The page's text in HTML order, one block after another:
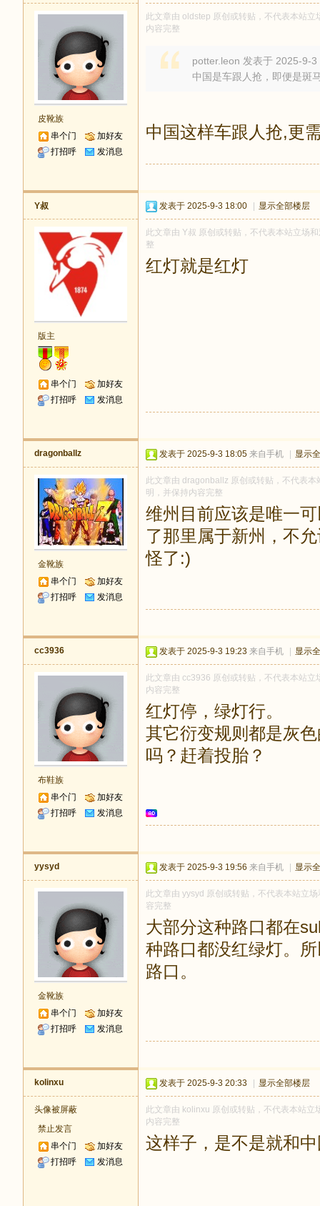
皮靴族
串个门
加好友
打招呼
发消息
此文章由 oldstep 原创或转贴，不代表本站
内容完整
potter.leon 发表于 2025-9-3
中国是车跟人抢，即便是斑
中国这样车跟人抢,更
Y叔
版主
串个门
加好友
打招呼
发消息
发表于 2025-9-3 18:00 显示全部楼层
此文章由 Y叔 原创或转贴，不代表本站立场
整
红灯就是红灯
dragonballz
金靴族
串个门
加好友
打招呼
发消息
发表于 2025-9-3 18:05 来自手机 显示
此文章由 dragonballz 原创或转贴，不代表
明，并保持内容完整
维州目前应该是唯一
了那里属于新州，不
怪了:)
cc3936
布鞋族
串个门
加好友
打招呼
发消息
发表于 2025-9-3 19:23 来自手机 显示
此文章由 cc3936 原创或转贴，不代表本站
内容完整
红灯停，绿灯行。
其它衍变规则都是灰
吗？赶着投胎？
yysyd
金靴族
串个门
加好友
打招呼
发消息
发表于 2025-9-3 19:56 来自手机 显示
此文章由 yysyd 原创或转贴，不代表本站立
容完整
大部分这种路口都在
种路口都没红绿灯。
路口。
kolinxu
头像被屏蔽
禁止发言
串个门
加好友
打招呼
发消息
发表于 2025-9-3 20:33 显示全部楼层
此文章由 kolinxu 原创或转贴，不代表本站
内容完整
这样子，是不是就和